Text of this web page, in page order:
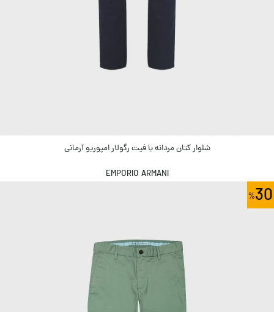
شلوار کتان مردانه با فیت رگولار امپوریو آرمانی
EMPORIO ARMANI
30